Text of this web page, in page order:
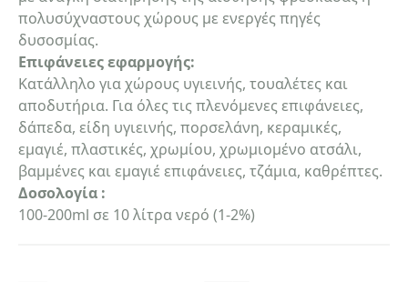
πολυσύχναστους χώρους με ενεργές πηγές
δυσοσμίας.
Επιφάνειες εφαρμογής:
Κατάλληλο για χώρους υγιεινής, τουαλέτες και
αποδυτήρια. Για όλες τις πλενόμενες επιφάνειες,
δάπεδα, είδη υγιεινής, πορσελάνη, κεραμικές,
εμαγιέ, πλαστικές, χρωμίου, χρωμιομένο ατσάλι,
βαμμένες και εμαγιέ επιφάνειες, τζάμια, καθρέπτες.
Δοσολογία :
100-200ml σε 10 λίτρα νερό (1-2%)